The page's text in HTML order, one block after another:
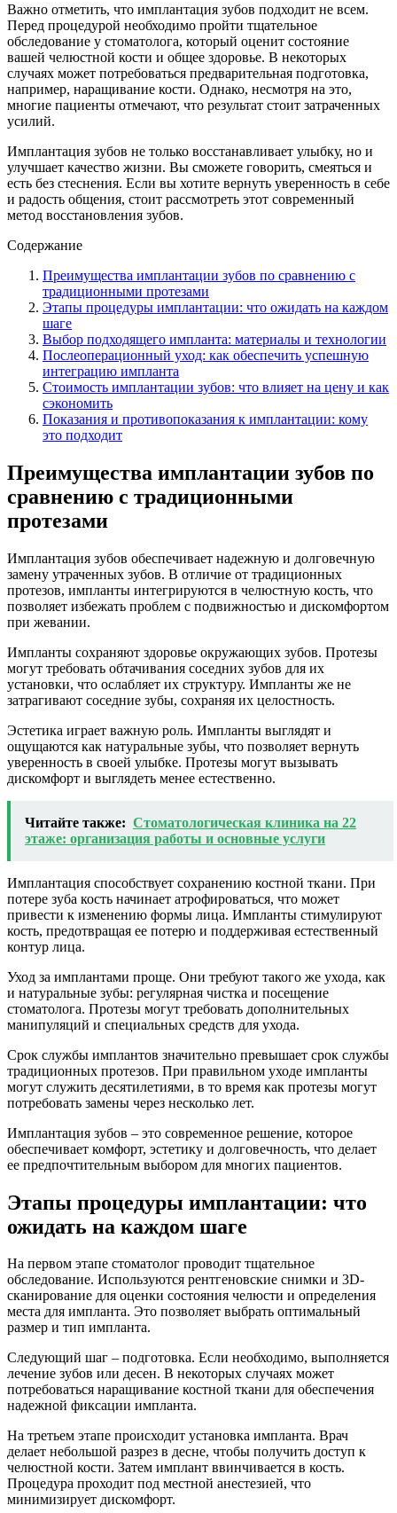
Важно отметить, что имплантация зубов подходит не всем.
Перед процедурой необходимо пройти тщательное
обследование у стоматолога, который оценит состояние
вашей челюстной кости и общее здоровье. В некоторых
случаях может потребоваться предварительная подготовка,
например, наращивание кости. Однако, несмотря на это,
многие пациенты отмечают, что результат стоит затраченных
усилий.
Имплантация зубов не только восстанавливает улыбку, но и
улучшает качество жизни. Вы сможете говорить, смеяться и
есть без стеснения. Если вы хотите вернуть уверенность в себе
и радость общения, стоит рассмотреть этот современный
метод восстановления зубов.
Содержание
Преимущества имплантации зубов по сравнению с
традиционными протезами
Этапы процедуры имплантации: что ожидать на каждом
шаге
Выбор подходящего импланта: материалы и технологии
Послеоперационный уход: как обеспечить успешную
интеграцию импланта
Стоимость имплантации зубов: что влияет на цену и как
сэкономить
Показания и противопоказания к имплантации: кому
это подходит
Преимущества имплантации зубов по
сравнению с традиционными
протезами
Имплантация зубов обеспечивает надежную и долговечную
замену утраченных зубов. В отличие от традиционных
протезов, импланты интегрируются в челюстную кость, что
позволяет избежать проблем с подвижностью и дискомфортом
при жевании.
Импланты сохраняют здоровье окружающих зубов. Протезы
могут требовать обтачивания соседних зубов для их
установки, что ослабляет их структуру. Импланты же не
затрагивают соседние зубы, сохраняя их целостность.
Эстетика играет важную роль. Импланты выглядят и
ощущаются как натуральные зубы, что позволяет вернуть
уверенность в своей улыбке. Протезы могут вызывать
дискомфорт и выглядеть менее естественно.
Читайте также: Стоматологическая клиника на 22
этаже: организация работы и основные услуги
Имплантация способствует сохранению костной ткани. При
потере зуба кость начинает атрофироваться, что может
привести к изменению формы лица. Импланты стимулируют
кость, предотвращая ее потерю и поддерживая естественный
контур лица.
Уход за имплантами проще. Они требуют такого же ухода, как
и натуральные зубы: регулярная чистка и посещение
стоматолога. Протезы могут требовать дополнительных
манипуляций и специальных средств для ухода.
Срок службы имплантов значительно превышает срок службы
традиционных протезов. При правильном уходе импланты
могут служить десятилетиями, в то время как протезы могут
потребовать замены через несколько лет.
Имплантация зубов – это современное решение, которое
обеспечивает комфорт, эстетику и долговечность, что делает
ее предпочтительным выбором для многих пациентов.
Этапы процедуры имплантации: что
ожидать на каждом шаге
На первом этапе стоматолог проводит тщательное
обследование. Используются рентгеновские снимки и 3D-
сканирование для оценки состояния челюсти и определения
места для импланта. Это позволяет выбрать оптимальный
размер и тип импланта.
Следующий шаг – подготовка. Если необходимо, выполняется
лечение зубов или десен. В некоторых случаях может
потребоваться наращивание костной ткани для обеспечения
надежной фиксации импланта.
На третьем этапе происходит установка импланта. Врач
делает небольшой разрез в десне, чтобы получить доступ к
челюстной кости. Затем имплант ввинчивается в кость.
Процедура проходит под местной анестезией, что
минимизирует дискомфорт.